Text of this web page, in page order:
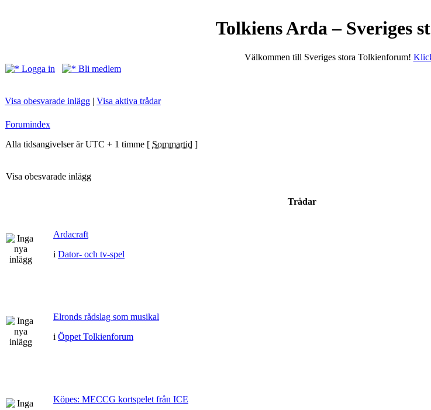
Tolkiens Arda – Sveriges
Välkommen till Sveriges stora Tolkienforum!
Logga in
Bli medlem
Visa obesvarade inlägg | Visa aktiva trådar
Forumindex
Alla tidsangivelser är UTC + 1 timme [ Sommartid ]
Visa obesvarade inlägg
Trådar
Ardacraft
i Dator- och tv-spel
Elronds rådslag som musikal
i Öppet Tolkienforum
Köpes: MECCG kortspelet från ICE